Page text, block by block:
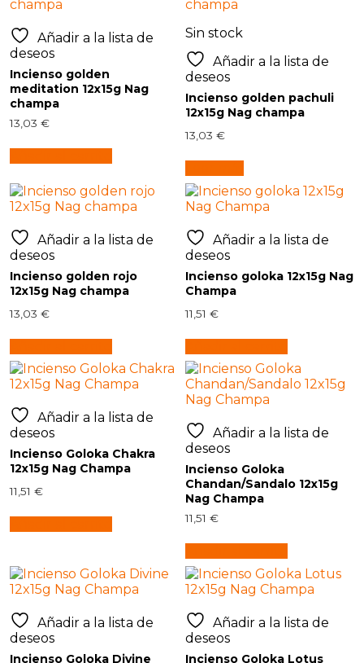
Añadir a la lista de
deseos
Incienso golden
meditation 12x15g Nag
champa
13,03€
Sin stock
Añadir a la lista de
deseos
Incienso golden pachuli
12x15g Nag champa
13,03€
Añadir a la lista de
deseos
Incienso golden rojo
12x15g Nag champa
13,03€
Añadir a la lista de
deseos
Incienso goloka 12x15g Nag
Champa
11,51€
Añadir a la lista de
deseos
Incienso Goloka Chakra
12x15g Nag Champa
11,51€
Añadir a la lista de
deseos
Incienso Goloka
Chandan/Sandalo 12x15g
Nag Champa
11,51€
Añadir a la lista de
deseos
Incienso Goloka Divine
Añadir a la lista de
deseos
Incienso Goloka Lotus